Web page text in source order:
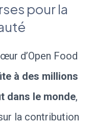
pour la
d’Open Food
à des millions
dans le monde,
la contribution